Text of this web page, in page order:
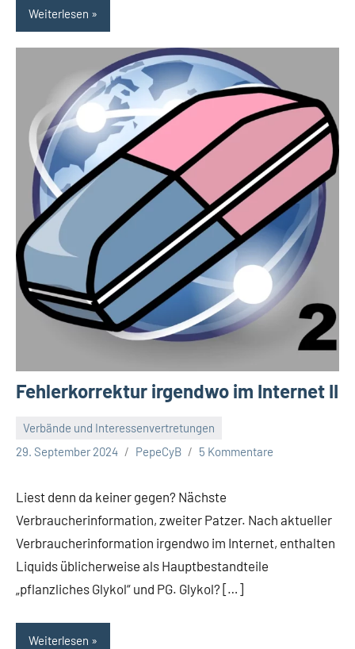
Weiterlesen
Fehlerkorrektur irgendwo im Internet II
Verbände und Interessenvertretungen
29. September 2024
PepeCyB 5 Kommentare
Liest denn da keiner gegen? Nächste
Verbraucherinformation, zweiter Patzer. Nach aktueller
Verbraucherinformation irgendwo im Internet, enthalten
Liquids üblicherweise als Hauptbestandteile
„pflanzliches Glykol“ und PG. Glykol? […]
Weiterlesen